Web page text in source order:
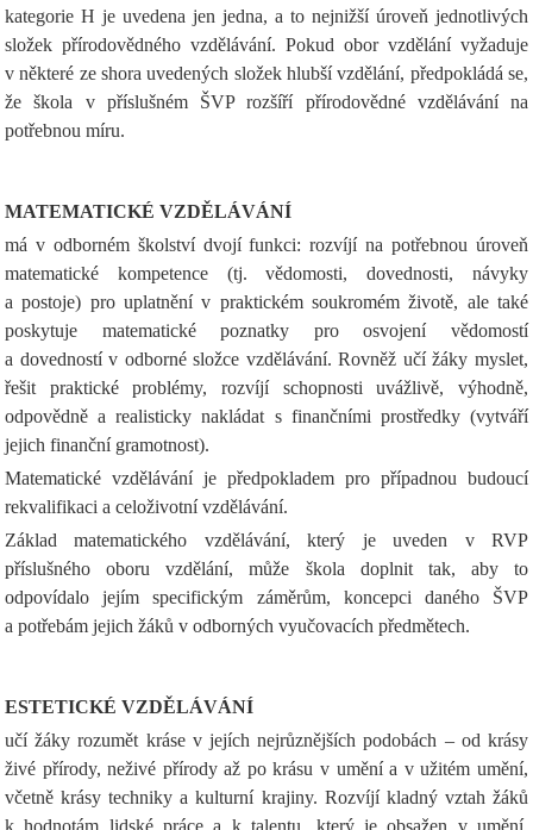
kategorie H je uvedena jen jedna, a to nejnižší úroveň jednotlivých
složek přírodovědného vzdělávání. Pokud obor vzdělání vyžaduje
v některé ze shora uvedených složek hlubší vzdělání, předpokládá se,
že škola v příslušném ŠVP rozšíří přírodovědné vzdělávání na
potřebnou míru.
MATEMATICKÉ VZDĚLÁVÁNÍ
má v odborném školství dvojí funkci: rozvíjí na potřebnou úroveň
matematické kompetence (tj. vědomosti, dovednosti, návyky
a postoje) pro uplatnění v praktickém soukromém životě, ale také
poskytuje matematické poznatky pro osvojení vědomostí
a dovedností v odborné složce vzdělávání. Rovněž učí žáky myslet,
řešit praktické problémy, rozvíjí schopnosti uvážlivě, výhodně,
odpovědně a realisticky nakládat s finančními prostředky (vytváří
jejich finanční gramotnost).
Matematické vzdělávání je předpokladem pro případnou budoucí
rekvalifikaci a celoživotní vzdělávání.
Základ matematického vzdělávání, který je uveden v RVP
příslušného oboru vzdělání, může škola doplnit tak, aby to
odpovídalo jejím specifickým záměrům, koncepci daného ŠVP
a potřebám jejich žáků v odborných vyučovacích předmětech.
ESTETICKÉ VZDĚLÁVÁNÍ
učí žáky rozumět kráse v jejích nejrůznějších podobách – od krásy
živé přírody, neživé přírody až po krásu v umění a v užitém umění,
včetně krásy techniky a kulturní krajiny. Rozvíjí kladný vztah žáků
k hodnotám lidské práce a k talentu, který je obsažen v umění.